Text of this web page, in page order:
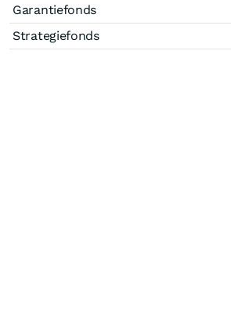
Garantiefonds
Strategiefonds